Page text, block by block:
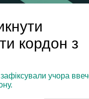
кордон з
учора